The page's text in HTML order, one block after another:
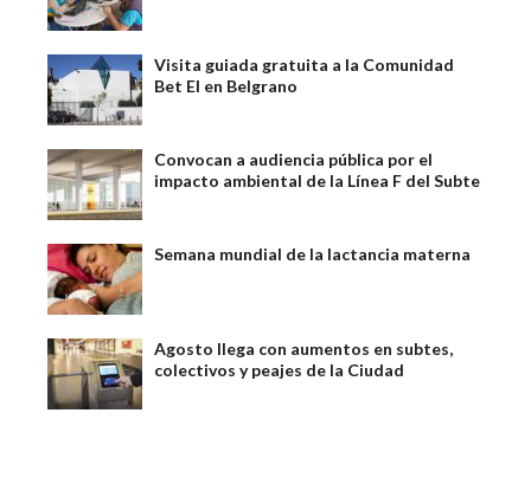
Visita guiada gratuita a la Comunidad
Bet El en Belgrano
Convocan a audiencia pública por el
impacto ambiental de la Línea F del Subte
Semana mundial de la lactancia materna
Agosto llega con aumentos en subtes,
colectivos y peajes de la Ciudad